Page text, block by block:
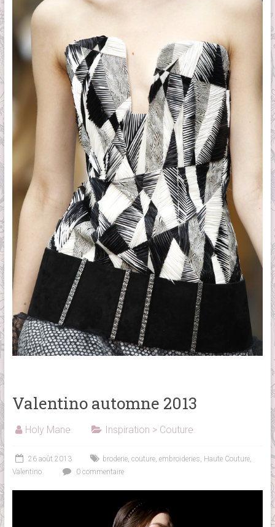
Valentino automne 2013
Holy Mane Inspiration > Couture
26 août 2013 broderie, couture, embroideries, Haute Couture,
Valentino
0 commentaire